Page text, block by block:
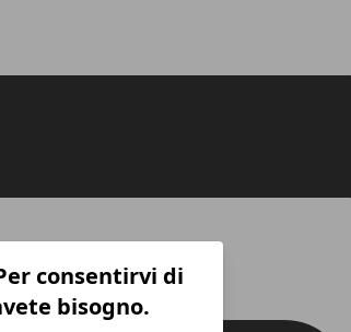
consentirvi di
bisogno.